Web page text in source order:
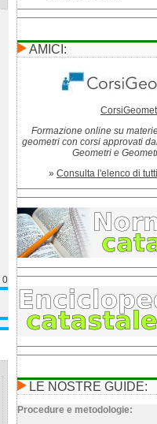
0
AMICI:
Formazione online su
geometri con corsi approvati
Geometri e
» Consulta l'elenco di
LE NOSTRE GUIDE:
Procedure e metodologie: